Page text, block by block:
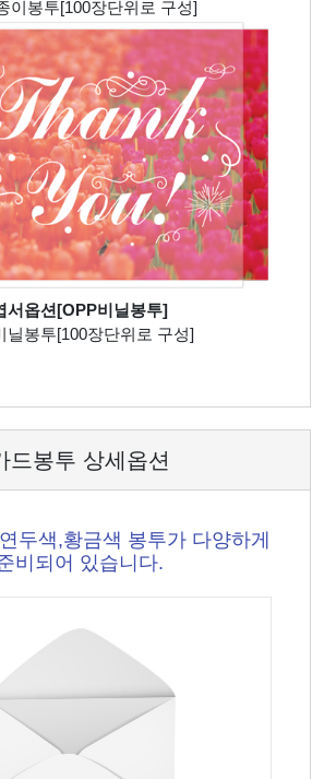
이봉투[100장단위로 구성]
서옵션[OPP비닐봉투]
닐봉투[100장단위로 구성]
드봉투 상세옵션
두색,황금색 봉투가 다양하게
비되어 있습니다.